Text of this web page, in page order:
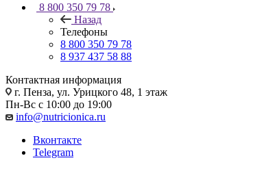
8 800 350 79 78
Назад
Телефоны
8 800 350 79 78
8 937 437 58 88
Контактная информация
г. Пенза, ул. Урицкого 48, 1 этаж
Пн-Вс с 10:00 до 19:00
info@nutricionica.ru
Вконтакте
Telegram